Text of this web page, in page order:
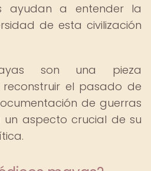
ayudan a entender la
de esta civilización
son una pieza
el pasado de
de guerras
un aspecto crucial de su